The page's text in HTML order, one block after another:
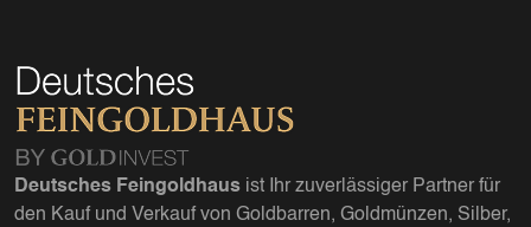
Deutsches Feingoldhaus ist Ihr zuverlässiger Partner für
den Kauf und Verkauf von Goldbarren, Goldmünzen, Silber,